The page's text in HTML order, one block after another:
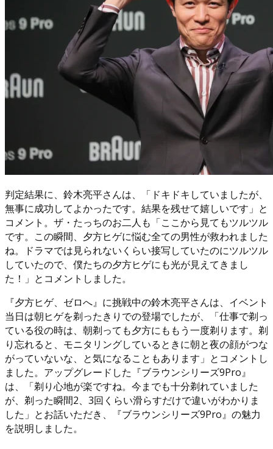
判定結果に、鈴木亮平さんは、「ドキドキしていましたが、
無事に成功してよかったです。結果を残せて嬉しいです」と
コメント。ザ・たっちのお二人も「ここから見てもツルツル
です。この瞬間、夕方ヒゲに悩む全ての男性が救われました
ね。ドラマでは見られないくらい接写していたのにツルツル
していたので、僕たちの夕方ヒゲにも光が見えてきまし
た！」とコメントしました。
『夕方ヒゲ、ゼロへ』に挑戦中の鈴木亮平さんは、イベント
当日は朝ヒゲを剃ったきりでの登場でしたが、「仕事で剃っ
ている役の時は、朝剃っても夕方にももう一度剃ります。剃
り忘れると、モニタリングしているときに朝と夜の顔がつな
がっていないな、と気になることもあります」とコメントし
ました。アップグレードした『ブラウンシリーズ9Pro』
は、「剃り心地が楽ですね。今までも十分剃れていました
が、剃った瞬間2、3回くらい滑らすだけで違いがわかりま
した」とお話いただき、『ブラウンシリーズ9Pro』の魅力
を説明しました。